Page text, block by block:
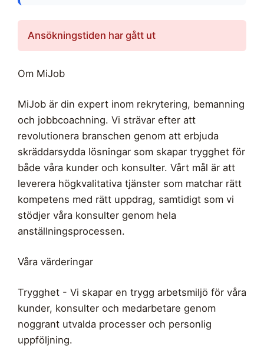
Ansökningstiden har gått ut
Om MiJob
MiJob är din expert inom rekrytering, bemanning
och jobbcoachning. Vi strävar efter att
revolutionera branschen genom att erbjuda
skräddarsydda lösningar som skapar trygghet för
både våra kunder och konsulter. Vårt mål är att
leverera högkvalitativa tjänster som matchar rätt
kompetens med rätt uppdrag, samtidigt som vi
stödjer våra konsulter genom hela
anställningsprocessen.
Våra värderingar
Trygghet - Vi skapar en trygg arbetsmiljö för våra
kunder, konsulter och medarbetare genom
noggrant utvalda processer och personlig
uppföljning.